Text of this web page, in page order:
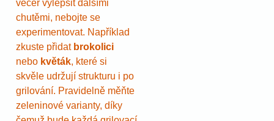
večer vylepšit dalšími
chutěmi, nebojte se
experimentovat. Například
zkuste přidat brokolici
nebo květák, které si
skvěle udržují strukturu i po
grilování. Pravidelně měňte
zeleninové varianty, díky